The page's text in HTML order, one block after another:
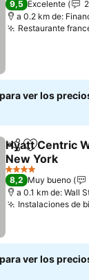
9,5 Excelente
a 0.2 km de:
Restaurante
ver los
Compartir
Añadir a
Hyatt Centric
New York
Ver precios
4 Estrellas
8,2 Muy bueno
a 0.1 km de: Wall
Instalaciones de
ver los